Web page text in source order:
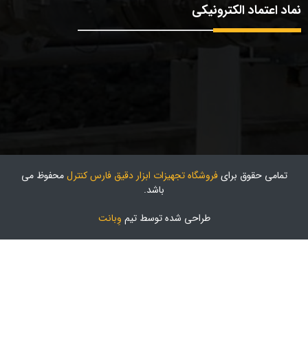
نماد اعتماد الکترونیکی
تمامی حقوق برایفروشگاه تجهیزات ابزار دقیق فارس کنترلمحفوظ می
باشد.
طراحی شده توسط تیم وِبانت